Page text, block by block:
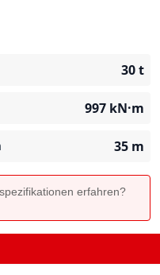
30t
997 kN·m
35 m
erfahren?